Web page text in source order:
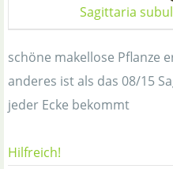
Sagittaria
schöne makellose Pflanze
anderes ist als das 08/15
jeder Ecke bekommt
Hilfreich!